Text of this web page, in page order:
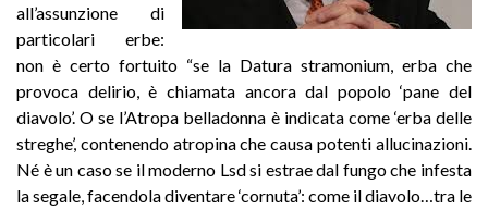
all’assunzione di
particolari erbe:
non è certo fortuito “se la Datura stramonium, erba che
provoca delirio, è chiamata ancora dal popolo ‘pane del
diavolo’. O se l’Atropa belladonna è indicata come ‘erba delle
streghe’, contenendo atropina che causa potenti allucinazioni.
Né è un caso se il moderno Lsd si estrae dal fungo che infesta
la segale, facendola diventare ‘cornuta’: come il diavolo…tra le